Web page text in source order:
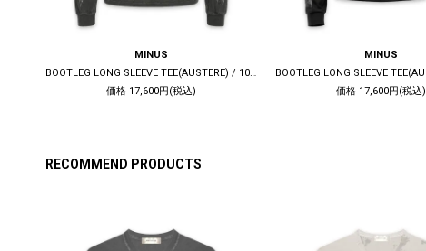
MINUS
BOOTLEG LONG SLEEVE TEE(AUSTERE) / 10YEARS BLACK
価格 17,600円(税込)
MINUS
価格 17,600円(税込)
RECOMMEND PRODUCTS